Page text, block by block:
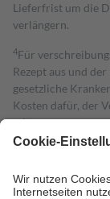
Lieferfrist um die
verlängern.
4Für
Rezept aus und
gesetzliche
Kosten dafür, der
mit.
Grundsätzlich
höchstens zehn
Kosten der